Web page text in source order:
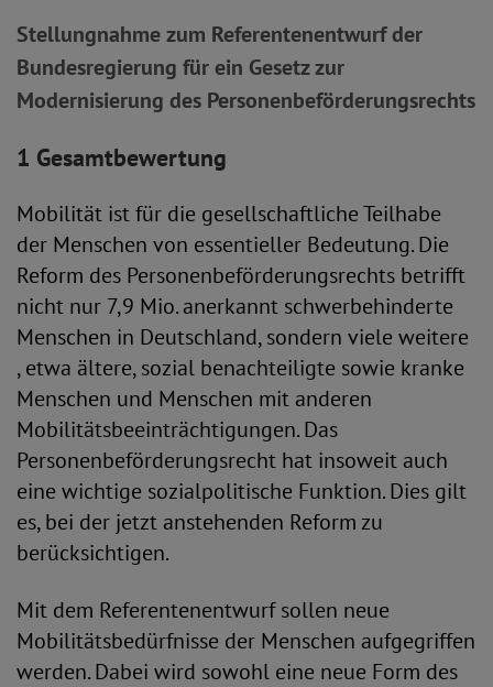
Stellungnahme zum Referentenentwurf der
Bundesregierung für ein Gesetz zur
Modernisierung des Personenbeförderungsrechts
1 Gesamtbewertung
Mobilität ist für die gesellschaftliche Teilhabe
der Menschen von essentieller Bedeutung. Die
Reform des Personenbeförderungsrechts betrifft
nicht nur 7,9 Mio. anerkannt schwerbehinderte
Menschen in Deutschland, sondern viele weitere
, etwa ältere, sozial benachteiligte sowie kranke
Menschen und Menschen mit anderen
Mobilitätsbeeinträchtigungen. Das
Personenbeförderungsrecht hat insoweit auch
eine wichtige sozialpolitische Funktion. Dies gilt
es, bei der jetzt anstehenden Reform zu
berücksichtigen.
Mit dem Referentenentwurf sollen neue
Mobilitätsbedürfnisse der Menschen aufgegriffen
werden. Dabei wird sowohl eine neue Form des